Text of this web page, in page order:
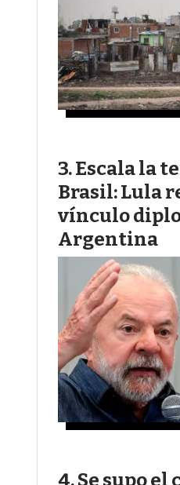
Escala la
Brasil: Lula
vínculo
Argentina
Se supo el